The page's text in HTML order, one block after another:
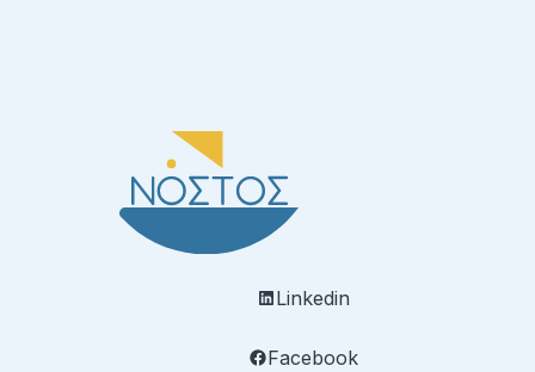
Linkedin
Facebook